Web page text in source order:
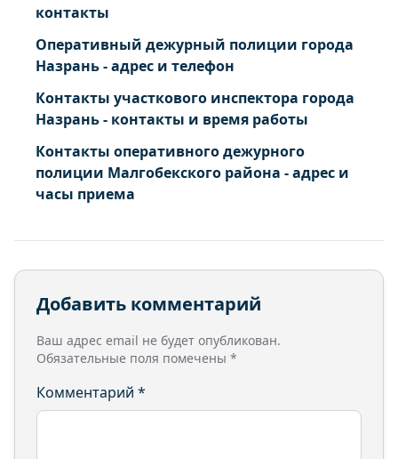
контакты
Оперативный дежурный полиции города
Назрань - адрес и телефон
Контакты участкового инспектора города
Назрань - контакты и время работы
Контакты оперативного дежурного
полиции Малгобекского района - адрес и
часы приема
Добавить комментарий
Ваш адрес email не будет опубликован.
Обязательные поля помечены *
Комментарий *